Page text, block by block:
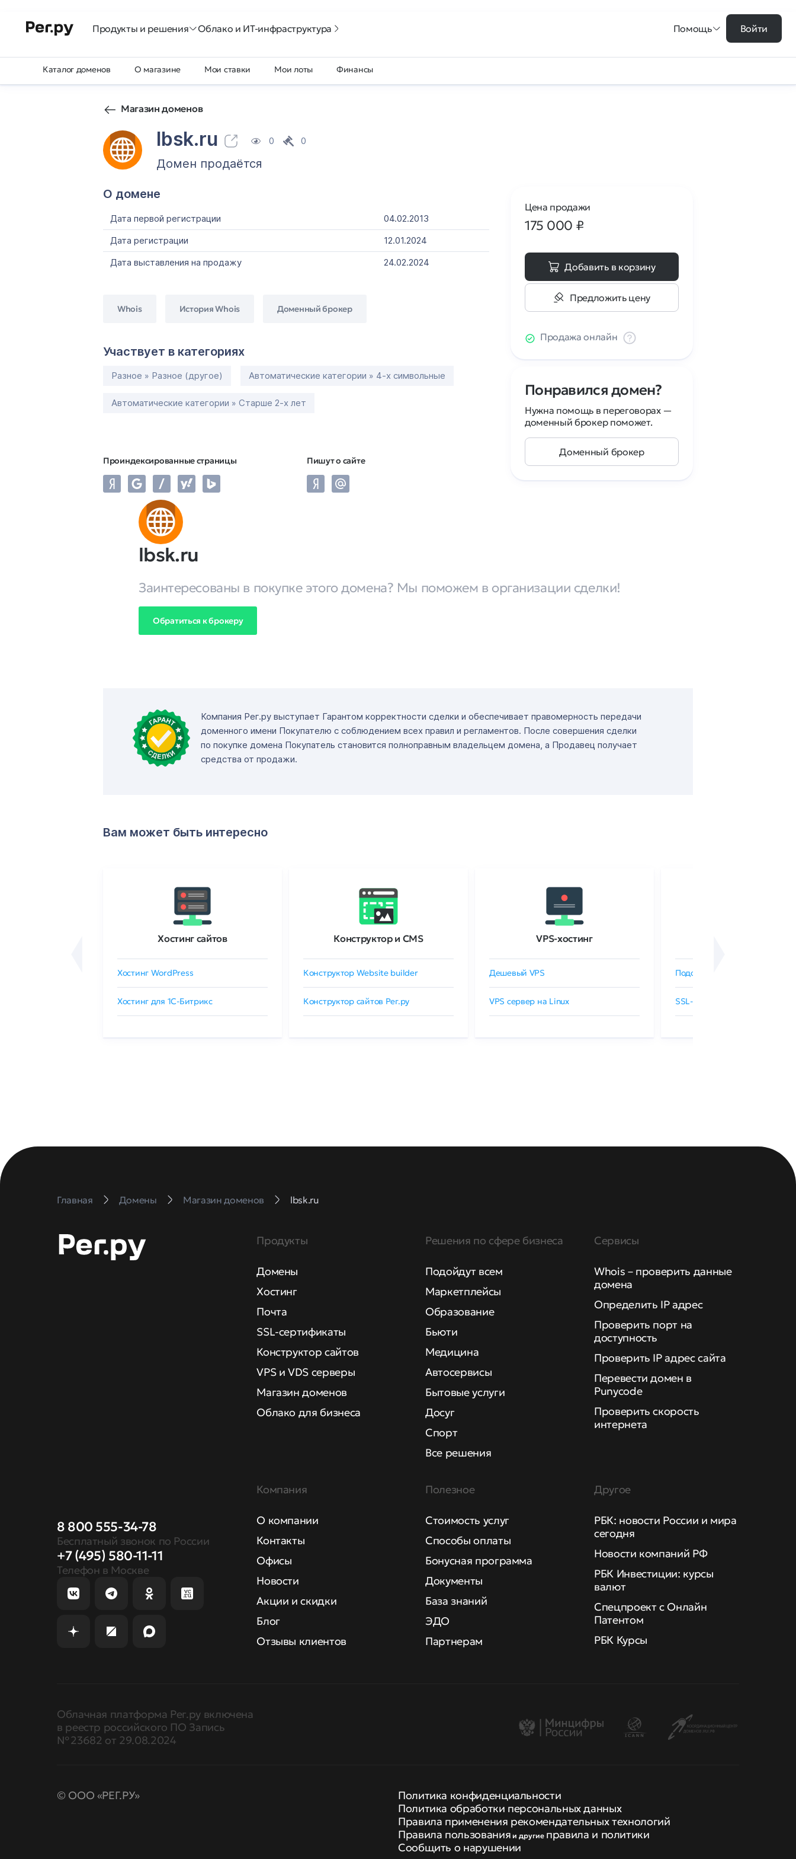
Продукты и решения Облако и ИТ-инфраструктура Помощь Войти
Каталог доменов О магазине Мои ставки Мои лоты Финансы
Магазин доменов
lbsk.ru 0 0
Домен продаётся
О домене
Дата первой регистрации
04.02.2013
Дата регистрации
12.01.2024
Дата выставления на продажу
24.02.2024
Whois История Whois Доменный брокер
Участвует в категориях
Разное » Разное (другое) Автоматические категории » 4-х символьные
Автоматические категории » Старше 2-х лет
Проиндексированные страницы Пишут о сайте
Цена продажи
175 000 ₽
Добавить в корзину
Предложить цену
Продажа онлайн
Понравился домен?
Нужна помощь в переговорах —
доменный брокер поможет.
Доменный брокер
lbsk.ru
Заинтересованы в покупке этого домена? Мы поможем в организации сделки!
Обратиться к брокеру
Компания Рег.ру выступает Гарантом корректности сделки и обеспечивает правомерность передачи
доменного имени Покупателю с соблюдением всех правил и регламентов. После совершения сделки
по покупке домена Покупатель становится полноправным владельцем домена, а Продавец получает
средства от продажи.
Вам может быть интересно
Хостинг сайтов
Хостинг WordPress
Хостинг для 1C-Битрикс
Конструктор и CMS
Конструктор Website builder
Конструктор сайтов Рег.ру
VPS-хостинг
Дешевый VPS
VPS сервер на Linux
Подобрать SSL-сертификат
SSL-сертификаты GlobalSign
Главная Домены Магазин доменов lbsk.ru
8 800 555-34-78
Бесплатный звонок по России
+7 (495) 580-11-11
Телефон в Москве
Продукты
Домены
Хостинг
Почта
SSL-сертификаты
Конструктор сайтов
VPS и VDS серверы
Магазин доменов
Облако для бизнеса
Решения по сфере бизнеса
Подойдут всем
Маркетплейсы
Образование
Бьюти
Медицина
Автосервисы
Бытовые услуги
Досуг
Спорт
Все решения
Сервисы
Whois – проверить данные
домена
Определить IP адрес
Проверить порт на
доступность
Проверить IP адрес сайта
Перевести домен в
Punycode
Проверить скорость
интернета
Компания
О компании
Контакты
Офисы
Новости
Акции и скидки
Блог
Отзывы клиентов
Полезное
Стоимость услуг
Способы оплаты
Бонусная программа
Документы
База знаний
ЭДО
Партнерам
Другое
РБК: новости России и мира
сегодня
Новости компаний РФ
РБК Инвестиции: курсы
валют
Спецпроект с Онлайн
Патентом
РБК Курсы
Облачная платформа Рег.ру включена
в реестр российского ПО Запись
№ 23682 от 29.08.2024
© ООО «РЕГ.РУ»
Политика конфиденциальности
Политика обработки персональных данных
Правила применения рекомендательных технологий
Правила пользования и другие правила и политики
Сообщить о нарушении